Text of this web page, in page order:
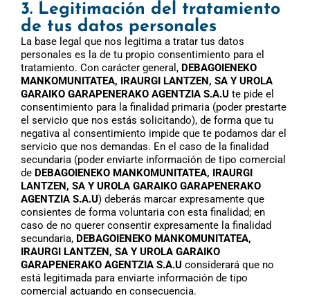
3. Legitimación del tratamiento
de tus datos personales
La base legal que nos legitima a tratar tus datos
personales es la de tu propio consentimiento para el
tratamiento. Con carácter general, DEBAGOIENEKO
MANKOMUNITATEA, IRAURGI LANTZEN, SA Y UROLA
GARAIKO GARAPENERAKO AGENTZIA S.A.U te pide el
consentimiento para la finalidad primaria (poder prestarte
el servicio que nos estás solicitando), de forma que tu
negativa al consentimiento impide que te podamos dar el
servicio que nos demandas. En el caso de la finalidad
secundaria (poder enviarte información de tipo comercial
de DEBAGOIENEKO MANKOMUNITATEA, IRAURGI
LANTZEN, SA Y UROLA GARAIKO GARAPENERAKO
AGENTZIA S.A.U) deberás marcar expresamente que
consientes de forma voluntaria con esta finalidad; en
caso de no querer consentir expresamente la finalidad
secundaria, DEBAGOIENEKO MANKOMUNITATEA,
IRAURGI LANTZEN, SA Y UROLA GARAIKO
GARAPENERAKO AGENTZIA S.A.U considerará que no
está legitimada para enviarte información de tipo
comercial actuando en consecuencia.